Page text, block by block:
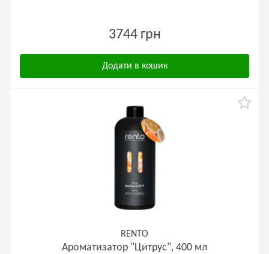
3744 грн
Додати в кошик
RENTO
Ароматизатор "Цитрус", 400 мл